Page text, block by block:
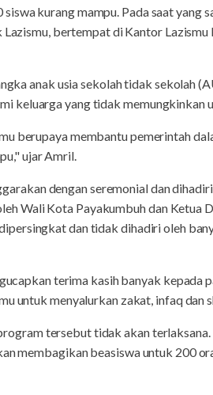
kurang mampu. Pada saat yang
bertempat di Kantor
anak usia sekolah tidak sekolah
keluarga yang tidak memungkinkan
berupaya membantu pemerintah
ujar Amril.
dengan seremonial dan
Wali Kota Payakumbuh dan Ketua
dan tidak dihadiri oleh
terima kasih banyak kepada
untuk menyalurkan zakat, infaq dan
tersebut tidak akan
membagikan beasiswa untuk 200